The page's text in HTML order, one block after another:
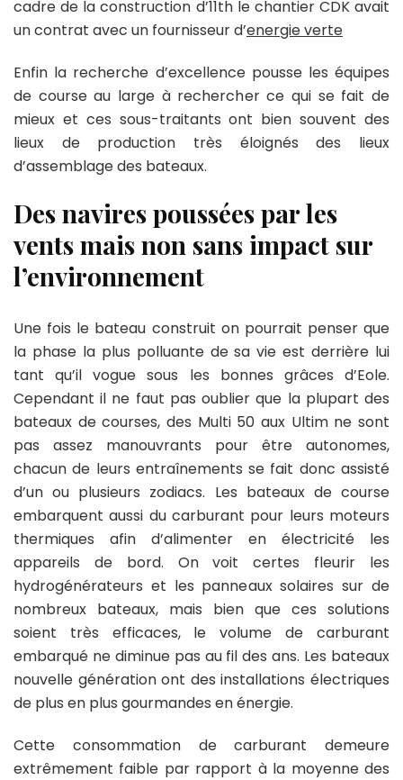
cadre de la construction d’11th le chantier CDK avait
un contrat avec un fournisseur d’energie verte
Enfin la recherche d’excellence pousse les équipes
de course au large à rechercher ce qui se fait de
mieux et ces sous-traitants ont bien souvent des
lieux de production très éloignés des lieux
d’assemblage des bateaux.
Des navires poussées par les
vents mais non sans impact sur
l’environnement
Une fois le bateau construit on pourrait penser que
la phase la plus polluante de sa vie est derrière lui
tant qu’il vogue sous les bonnes grâces d’Eole.
Cependant il ne faut pas oublier que la plupart des
bateaux de courses, des Multi 50 aux Ultim ne sont
pas assez manouvrants pour être autonomes,
chacun de leurs entraînements se fait donc assisté
d’un ou plusieurs zodiacs. Les bateaux de course
embarquent aussi du carburant pour leurs moteurs
thermiques afin d’alimenter en électricité les
appareils de bord. On voit certes fleurir les
hydrogénérateurs et les panneaux solaires sur de
nombreux bateaux, mais bien que ces solutions
soient très efficaces, le volume de carburant
embarqué ne diminue pas au fil des ans. Les bateaux
nouvelle génération ont des installations électriques
de plus en plus gourmandes en énergie.
Cette consommation de carburant demeure
extrêmement faible par rapport à la moyenne des